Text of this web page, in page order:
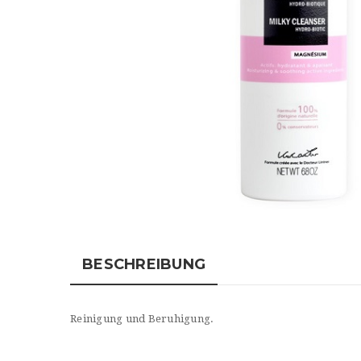
BESCHREIBUNG
Reinigung und Beruhigung.